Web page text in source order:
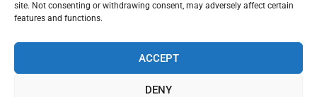
site. Not consenting or withdrawing consent, may adversely affect certain
features and functions.
ACCEPT
DENY
Κάσιος Κοιν.Σ.Επ 27/03/2025
Κάσιος Κοινωνική Συνεταιριστική Επιχείρηση.